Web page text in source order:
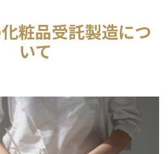
粧品受託製造につ
いて